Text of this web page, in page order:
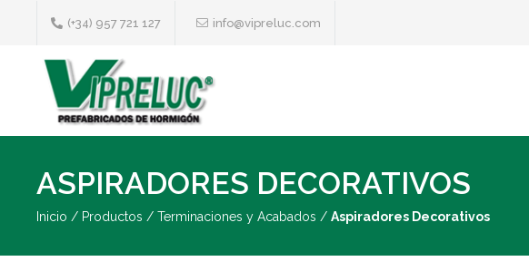
(+34) 957 721 127 info@vipreluc.com
ASPIRADORES DECORATIVOS
Inicio / Productos / Terminaciones y Acabados / Aspiradores Decorativos